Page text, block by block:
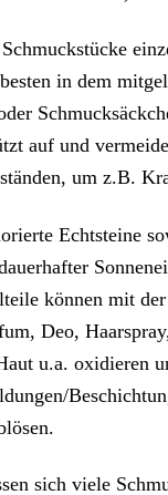
in dem
auf und
um z.B.
Echtsteine
können mit
Deo,
u.a. oxidieren
sich viele